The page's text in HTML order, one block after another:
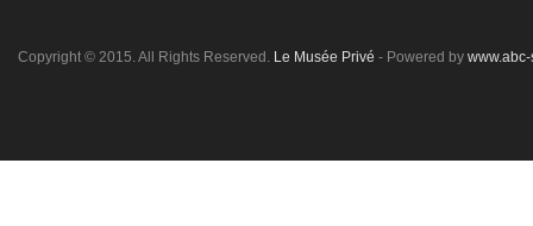
Copyright © 2015. All Rights Reserved. Le Musée Privé - Powered by